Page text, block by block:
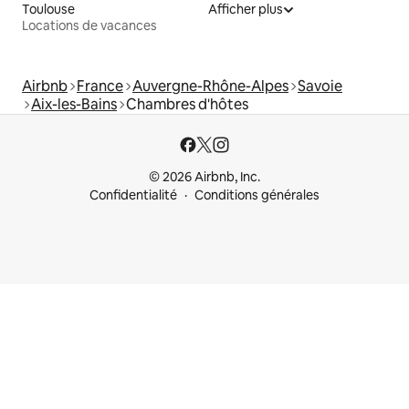
Toulouse
Locations de vacances
Afficher plus
Airbnb France Auvergne-Rhône-Alpes Savoie
Aix-les-Bains Chambres d'hôtes
© 2026 Airbnb, Inc.
Confidentialité
Conditions générales